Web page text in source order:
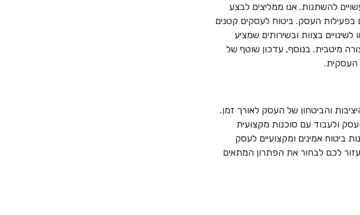
להשתנות. אנו ממליצים לבצע
בפעילות העסק. ביטוח לעסקים קטנים
בצוות ובשירותים שמציע
מיטבית. בנוסף, עדכון שוטף של
העסקית.
והביטחון של העסק לאורך זמן.
ולעבוד עם סוכנות מקצועית
ביטוח אמינים ומקצועיים לעסק
לכם לבחור את הפתרון המתאים